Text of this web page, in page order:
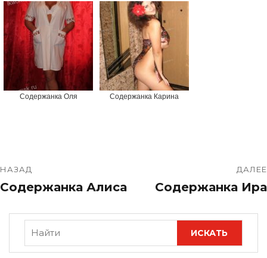
Содержанка Оля Содержанка Карина
НАЗАД
Содержанка Алиса
ДАЛЕЕ
Содержанка Ира